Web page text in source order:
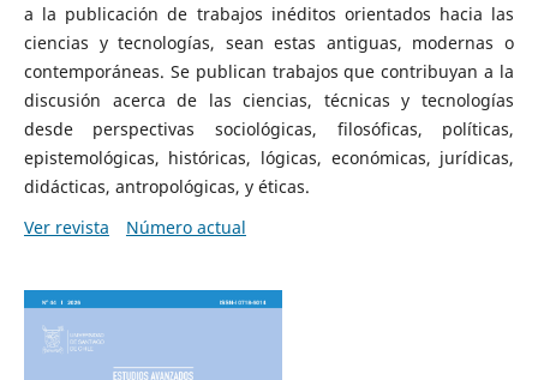
a la publicación de trabajos inéditos orientados hacia las
ciencias y tecnologías, sean estas antiguas, modernas o
contemporáneas. Se publican trabajos que contribuyan a la
discusión acerca de las ciencias, técnicas y tecnologías
desde perspectivas sociológicas, filosóficas, políticas,
epistemológicas, históricas, lógicas, económicas, jurídicas,
didácticas, antropológicas, y éticas.
Ver revista
Número actual